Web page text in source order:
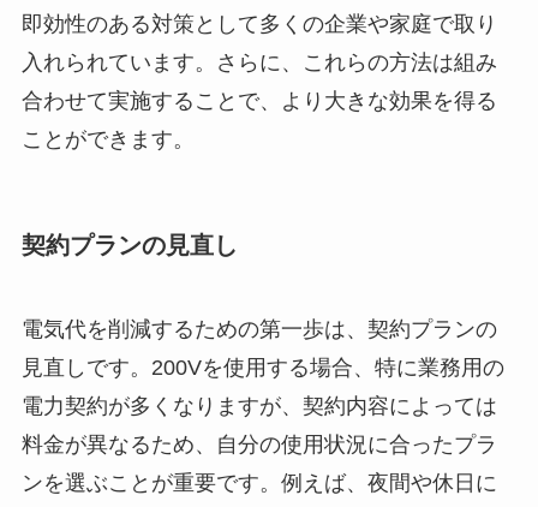
即効性のある対策として多くの企業や家庭で取り
入れられています。さらに、これらの方法は組み
合わせて実施することで、より大きな効果を得る
ことができます。
契約プランの見直し
電気代を削減するための第一歩は、契約プランの
見直しです。200Vを使用する場合、特に業務用の
電力契約が多くなりますが、契約内容によっては
料金が異なるため、自分の使用状況に合ったプラ
ンを選ぶことが重要です。例えば、夜間や休日に